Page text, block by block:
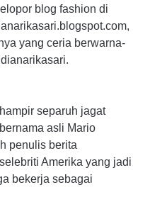
blog fashion di
yang ceria berwarna-
separuh jagat
asli Mario
penulis berita
Amerika yang jadi
bekerja sebagai